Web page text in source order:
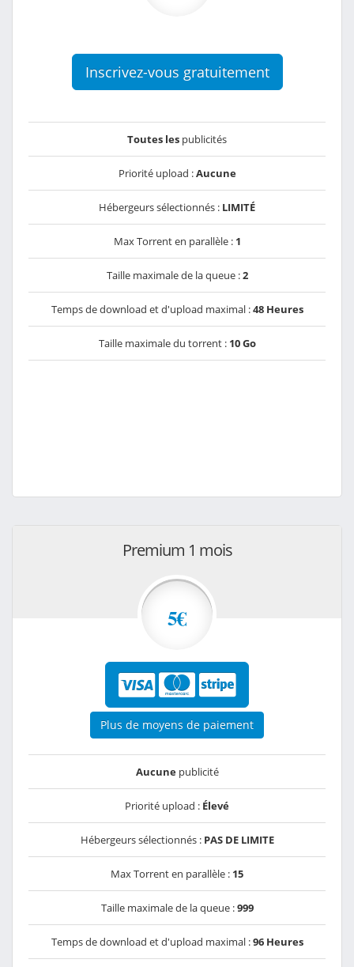
Inscrivez-vous gratuitement
Toutes les publicités
Priorité upload :Aucune
Hébergeurs sélectionnés : LIMITÉ
Max Torrent en parallèle : 1
Taille maximale de la queue :2
Temps de download et d'upload maximal :48 Heures
Taille maximale du torrent : 10 Go
Premium 1 mois
5€
Plus de moyens de paiement
Aucunepublicité
Priorité upload : Élevé
Hébergeurs sélectionnés : PAS DE LIMITE
Max Torrent en parallèle : 15
Taille maximale de la queue :999
Temps de download et d'upload maximal :96 Heures